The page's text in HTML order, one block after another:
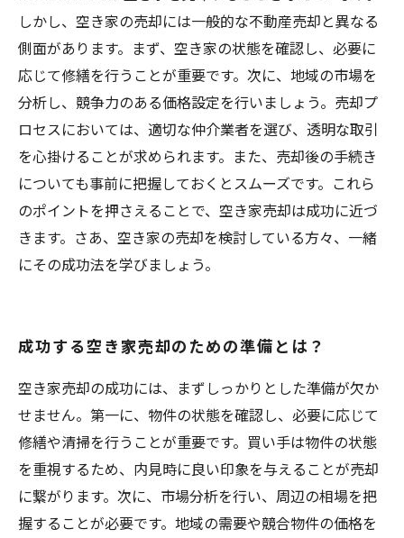
しかし、空き家の売却には一般的な不動産売却と異なる
側面があります。まず、空き家の状態を確認し、必要に
応じて修繕を行うことが重要です。次に、地域の市場を
分析し、競争力のある価格設定を行いましょう。売却プ
ロセスにおいては、適切な仲介業者を選び、透明な取引
を心掛けることが求められます。また、売却後の手続き
についても事前に把握しておくとスムーズです。これら
のポイントを押さえることで、空き家売却は成功に近づ
きます。さあ、空き家の売却を検討している方々、一緒
にその成功法を学びましょう。
成功する空き家売却のための準備とは？
空き家売却の成功には、まずしっかりとした準備が欠か
せません。第一に、物件の状態を確認し、必要に応じて
修繕や清掃を行うことが重要です。買い手は物件の状態
を重視するため、内見時に良い印象を与えることが売却
に繋がります。次に、市場分析を行い、周辺の相場を把
握することが必要です。地域の需要や競合物件の価格を